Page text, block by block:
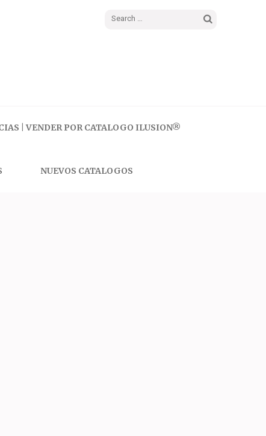
Search
| VENDER POR CATALOGO ILUSION®
NUEVOS CATALOGOS